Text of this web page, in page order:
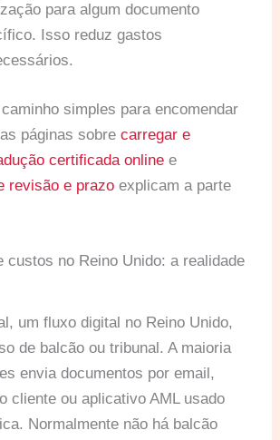
para algum documento
Isso reduz gastos
simples para encomendar
páginas sobrecarregar e
certificada online e
revisão e prazo explicam a parte
custos no Reino Unido: a realidade
um fluxo digital no Reino Unido,
de balcão ou tribunal. A maioria
envia documentos por email,
cliente ou aplicativo AML usado
Normalmente não há balcão